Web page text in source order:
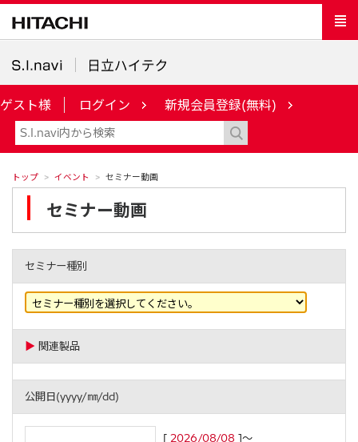
ゲスト様 ログイン 新規会員登録(無料)
トップ イベント セミナー動画
セミナー動画
セミナー種別
▶ 関連製品
公開日(yyyy/㎜/dd)
[ 2026/08/08 ]～